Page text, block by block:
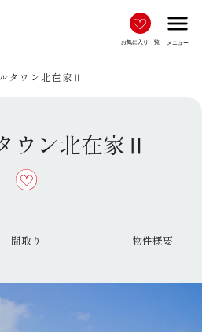
お気に入り一覧
menu
メニュー
タウン北在家Ⅱ
ウン北在家Ⅱ
間取り 物件概要